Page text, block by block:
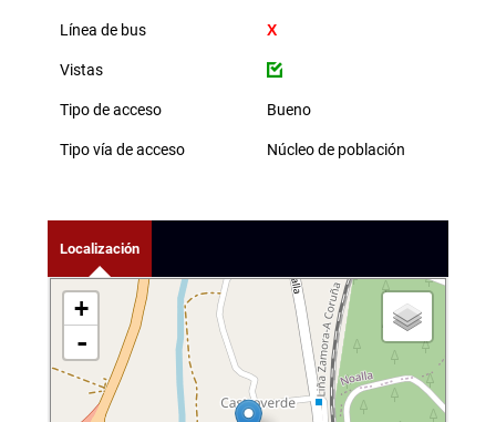
Línea de bus
Vistas
Tipo de acceso Bueno
Tipo vía de acceso Núcleo de población
Localización
+
-